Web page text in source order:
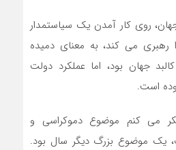
روی کار آمدن یک سیاستمدار
رهبری می کند، به معنای دمیده
جهان بود، اما عملکرد دولت
است.
می کنم موضوع دموکراسی و
یک موضوع بزرگ دیگر سال بود.